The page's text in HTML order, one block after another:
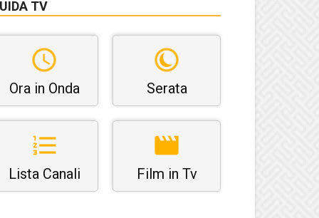
TV
Ora in Onda Serata
Lista Canali Film in Tv